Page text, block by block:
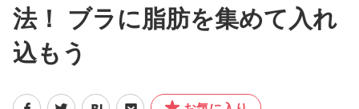
特集記事
DRESS部活
法！ ブラに脂肪を集めて入れ
込もう